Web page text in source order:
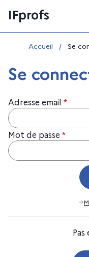
au
contenu
IFprofs
Vous êtes ici :
Accueil / Se
Se
Adresse email *
Mot de passe *